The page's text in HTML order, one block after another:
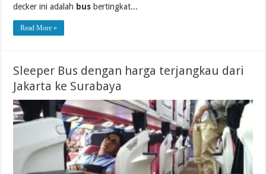
decker ini adalah bus bertingkat...
Read More »
Sleeper Bus dengan harga terjangkau dari
Jakarta ke Surabaya